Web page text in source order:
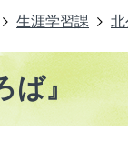
生涯学習課 北
ば』